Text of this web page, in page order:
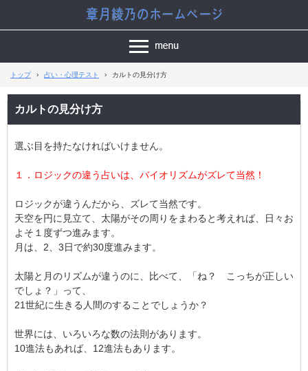
トップ › 占い・心理テスト › カルトの見分け方
カルトの見分け方
選ぶ目を持たなければいけません。
１．ロジックの違う占いは、バイオリズムがズレて当然！
ロジックが違うんだから、ズレて当然です。
天空を円に見立て、太陽がその周りをまわると考えれば、日々お
よそ１度ずつ進みます。
月は、2、3日で約30度進みます。
太陽と月のリズムが違うのに、比べて、「ね？ こっちが正しい
でしょ？」って、
21世紀に生きる人間のすることでしょうか？
世界には、いろいろな数の法則があります。
10進法もあれば、12進法もあります。